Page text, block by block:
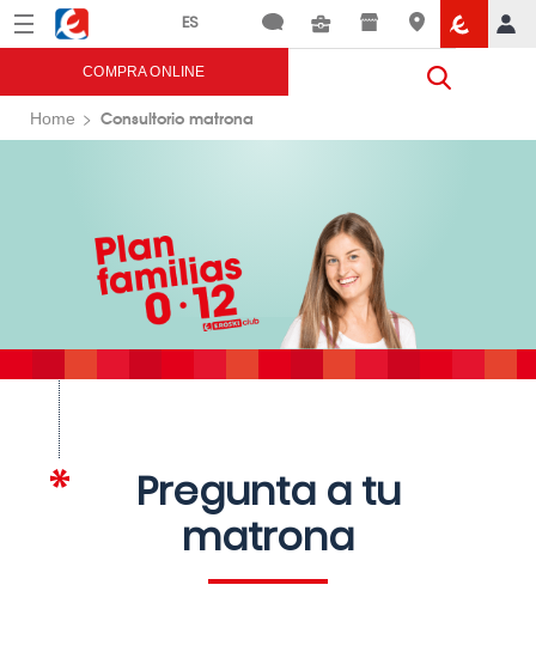
Menú Eroski
COMPRA ONLINE
Home Consultorio matrona
Pregunta a tu
matrona